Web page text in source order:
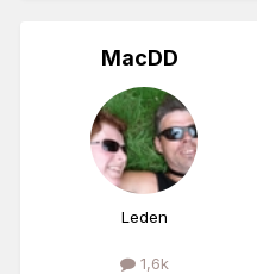
MacDD
Leden
1,6k